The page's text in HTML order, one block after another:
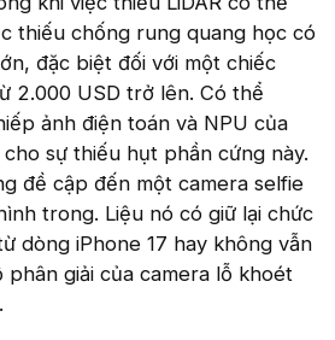
thiếu chống rung quang học có
đặc biệt đối với một chiếc
2.000 USD trở lên. Có thể
ảnh điện toán và NPU của
sự thiếu hụt phần cứng này.
đề cập đến một camera selfie
trong. Liệu nó có giữ lại chức
dòng iPhone 17 hay không vẫn
giải của camera lỗ khoét